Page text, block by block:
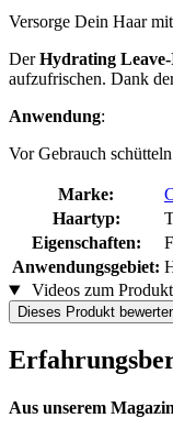
Versorge Dein Haar
DerHydrating
aufzufrischen. Dank
Anwendung:
Vor Gebrauch
Marke:
Haartyp:
Eigenschaften:
Anwendungsgebiet:
Videos zum Produkt
Dieses Produkt
Aus unserem